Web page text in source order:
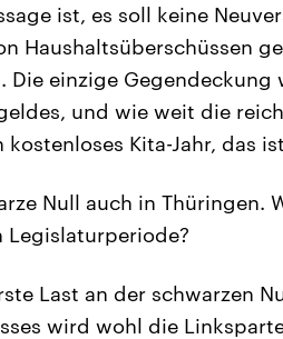
ist, es soll keine
Haushaltsüberschüssen
Die einzige Gegendeckung
und wie weit die
Kita-Jahr, das
Null auch in Thüringen.
Legislaturperiode?
Last an der schwarzen
wird wohl die